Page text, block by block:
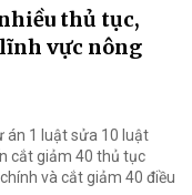
thủ tục,
vực nông
án 1 luật sửa 10 luật
cắt giảm 40 thủ tục
và cắt giảm 40 điều